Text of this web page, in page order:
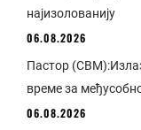
најизолованију
06.08.2026
Пастор
време за
06.08.2026